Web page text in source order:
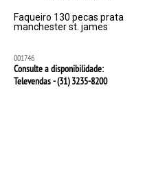
Faqueiro 130 pecas prata
manchester st. james
001746
Consulte a disponibilidade:
Televendas - (31)3235-8200